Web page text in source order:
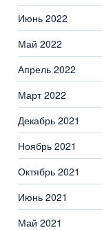
Июнь 2022
Май 2022
Апрель 2022
Март 2022
Декабрь 2021
Ноябрь 2021
Октябрь 2021
Июнь 2021
Май 2021